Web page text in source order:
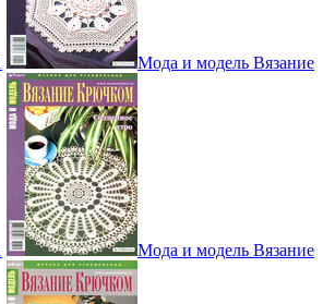
Мода и модель Вязание
Мода и модель Вязание